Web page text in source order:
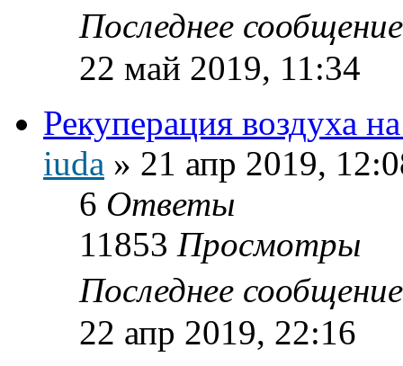
Последнее
22 май 2019, 11:34
Рекуперация воздуха
iuda » 21 апр 2019,
6 Ответы
11853 Просмотры
Последнее
22 апр 2019, 22:16